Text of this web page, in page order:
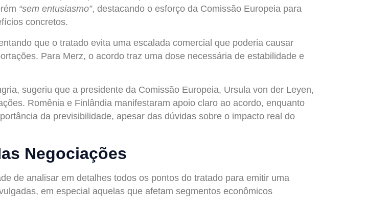
“sem entusiasmo”, destacando o esforço da Comissão Europeia para
concretos.
que o tratado evita uma escalada comercial que poderia causar
Para Merz, o acordo traz uma dose necessária de estabilidade e
sugeriu que a presidente da Comissão Europeia, Ursula von der Leyen,
Romênia e Finlândia manifestaram apoio claro ao acordo, enquanto
da previsibilidade, apesar das dúvidas sobre o impacto real do
Negociações
de analisar em detalhes todos os pontos do tratado para emitir uma
em especial aquelas que afetam segmentos econômicos